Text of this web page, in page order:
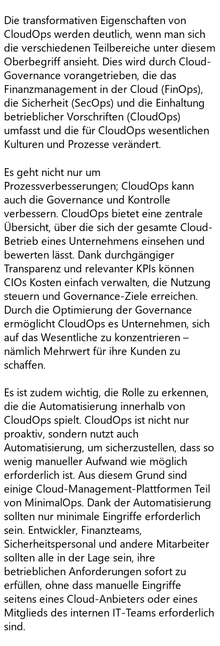
Die transformativen Eigenschaften von
CloudOps werden deutlich, wenn man sich
die verschiedenen Teilbereiche unter diesem
Oberbegriff ansieht. Dies wird durch Cloud-
Governance vorangetrieben, die das
Finanzmanagement in der Cloud (FinOps),
die Sicherheit (SecOps) und die Einhaltung
betrieblicher Vorschriften (CloudOps)
umfasst und die für CloudOps wesentlichen
Kulturen und Prozesse verändert.
Es geht nicht nur um
Prozessverbesserungen; CloudOps kann
auch die Governance und Kontrolle
verbessern. CloudOps bietet eine zentrale
Übersicht, über die sich der gesamte Cloud-
Betrieb eines Unternehmens einsehen und
bewerten lässt. Dank durchgängiger
Transparenz und relevanter KPIs können
CIOs Kosten einfach verwalten, die Nutzung
steuern und Governance-Ziele erreichen.
Durch die Optimierung der Governance
ermöglicht CloudOps es Unternehmen, sich
auf das Wesentliche zu konzentrieren –
nämlich Mehrwert für ihre Kunden zu
schaffen.
Es ist zudem wichtig, die Rolle zu erkennen,
die die Automatisierung innerhalb von
CloudOps spielt. CloudOps ist nicht nur
proaktiv, sondern nutzt auch
Automatisierung, um sicherzustellen, dass so
wenig manueller Aufwand wie möglich
erforderlich ist. Aus diesem Grund sind
einige Cloud-Management-Plattformen Teil
von MinimalOps. Dank der Automatisierung
sollten nur minimale Eingriffe erforderlich
sein. Entwickler, Finanzteams,
Sicherheitspersonal und andere Mitarbeiter
sollten alle in der Lage sein, ihre
betrieblichen Anforderungen sofort zu
erfüllen, ohne dass manuelle Eingriffe
seitens eines Cloud-Anbieters oder eines
Mitglieds des internen IT-Teams erforderlich
sind.